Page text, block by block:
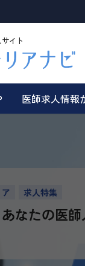
イト
医師求人情報
求人特集
あなたの医